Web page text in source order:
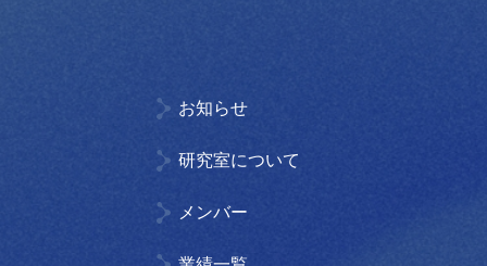
お知らせ
研究室について
メンバー